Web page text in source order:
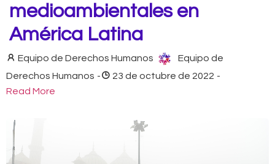
medioambientales en
América Latina
Equipo de Derechos Humanos
Equipo de
Derechos Humanos - 23 de octubre de 2022 -
Read More